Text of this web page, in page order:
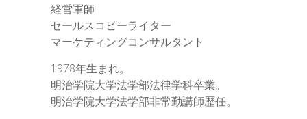
経営軍師
セールスコピーライター
マーケティングコンサルタント
1978年生まれ。
明治学院大学法学部法律学科卒業。
明治学院大学法学部非常勤講師歴任。